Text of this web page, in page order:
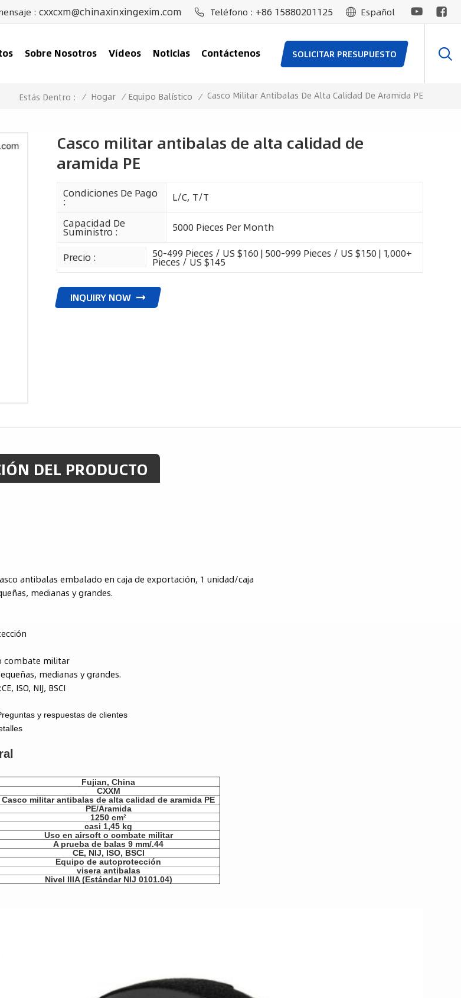
: cxxcxm@chinaxinxingexim.com Teléfono : +86 15880201125 Español
Sobre Nosotros Vídeos Noticias Contáctenos SOLICITAR PRESUPUESTO
Estás Dentro : / Hogar / Equipo Balístico / Casco Militar Antibalas De Alta Calidad De Aramida PE
Casco militar antibalas de alta calidad de
aramida PE
Condiciones De Pago
:
L/C, T/T
Capacidad De
Suministro : 5000 Pieces Per Month
Precio : 50-499 Pieces / US $160 | 500-999 Pieces / US $150 | 1,000+
Pieces / US $145
INQUIRY NOW
DEL PRODUCTO
antibalas embalado en caja de exportación, 1 unidad/caja
medianas y grandes.
combate militar
medianas y grandes.
CE, ISO, NIJ, BSCI
y respuestas de clientes
Fujian, China
CXXM
Casco militar antibalas de alta calidad de aramida PE
PE/Aramida
1250 cm²
casi 1,45 kg
Uso en airsoft o combate militar
A prueba de balas 9 mm/.44
CE, NIJ, ISO, BSCI
Equipo de autoprotección
visera antibalas
Nivel IIIA (Estándar NIJ 0101.04)